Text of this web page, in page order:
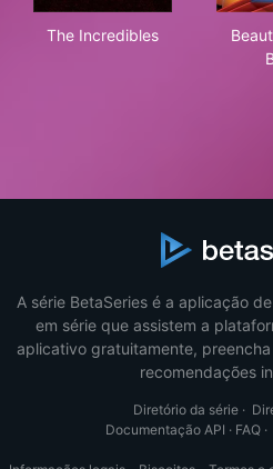
The Incredibles
A série BetaSeries é a aplicação
em série que assistem a
aplicativo gratuitamente,
recomendações
Diretório da série ·
Documentação API · FAQ·